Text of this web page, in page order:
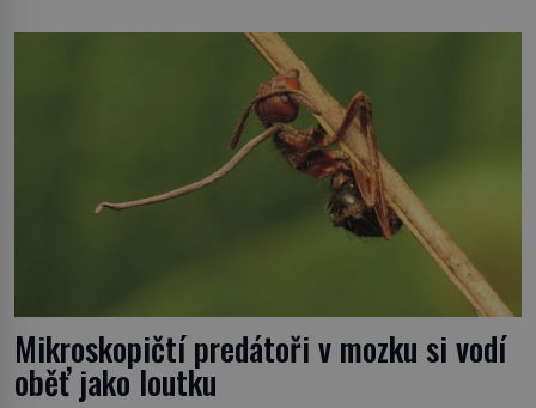
bezvýznamná. Teprve když se spojí s dalšími desítkami
tisíc příslušnic svého včelstva, vznikne jeden z
nejdokonalejších organismů […]
Mikroskopičtí predátoři v mozku si vodí
oběť jako loutku